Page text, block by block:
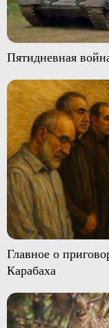
Пятидневная
Главное о
Карабаха